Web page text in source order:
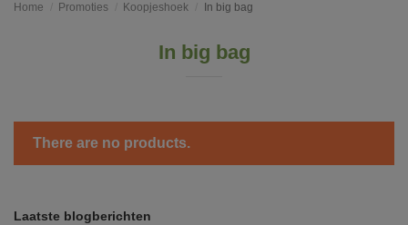
Home Promoties Koopjeshoek In big bag
In big bag
There are no products.
Laatste blogberichten